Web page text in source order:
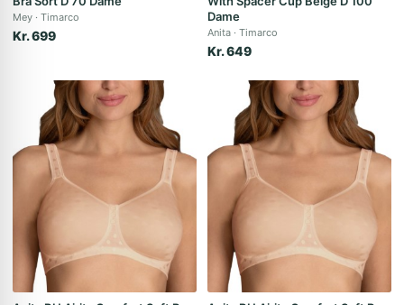
Mey Timarco
Kr. 699
Dame
Anita Timarco
Kr. 649